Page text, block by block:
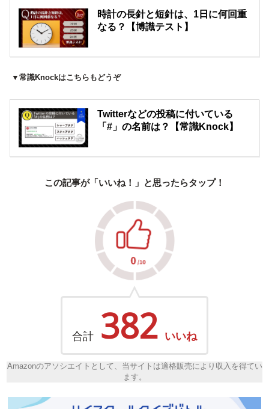
時計の長針と短針は、1日に何回重
なる？【博識テスト】
▼常識Knockはこちらもどうぞ
Twitterなどの投稿に付いている
「#」の名前は？【常識Knock】
この記事が「いいね！」と思ったらタップ！
合計 382 いいね
Amazonのアソシエイトとして、当サイトは適格販売により収入を得てい
ます。